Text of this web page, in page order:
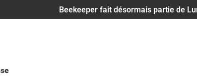
Beekeeper fait désormais partie de